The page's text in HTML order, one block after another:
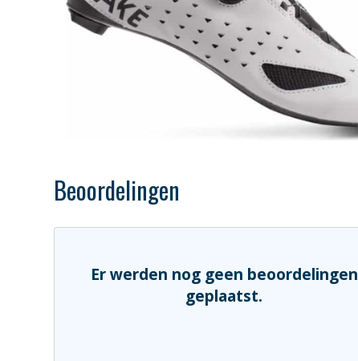
Beoordelingen
Er werden nog geen beoordelingen
geplaatst.